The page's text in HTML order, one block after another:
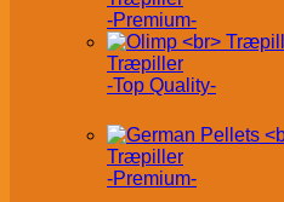
-Premium-
Træpiller
-Top Quality-
Træpiller
-Premium-